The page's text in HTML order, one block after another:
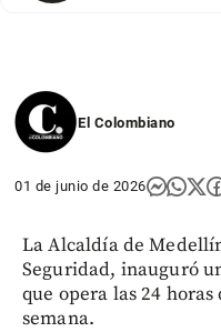
El Colombiano
01 de junio de 2026
La Alcaldía de
Seguridad, inauguró
que opera las 24
semana.